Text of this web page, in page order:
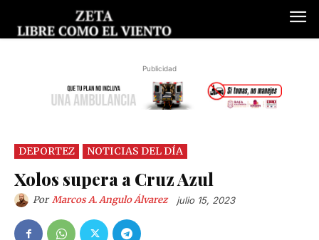
Publicidad
DEPORTEZ NOTICIAS DEL DÍA
Xolos supera a Cruz Azul
Por Marcos A. Angulo Álvarez julio 15, 2023